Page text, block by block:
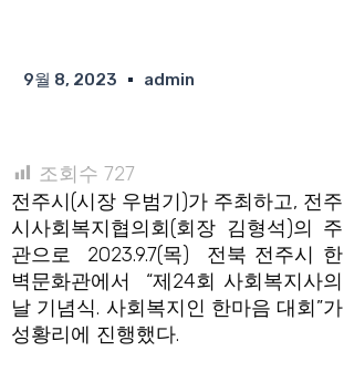
9월 8, 2023 admin
조회수 727
전주시(시장 우범기)가 주최하고, 전주
시사회복지협의회(회장 김형석)의 주
관으로 2023.9.7(목) 전북 전주시 한
벽문화관에서 “제24회 사회복지사의
날 기념식. 사회복지인 한마음 대회”가
성황리에 진행했다.